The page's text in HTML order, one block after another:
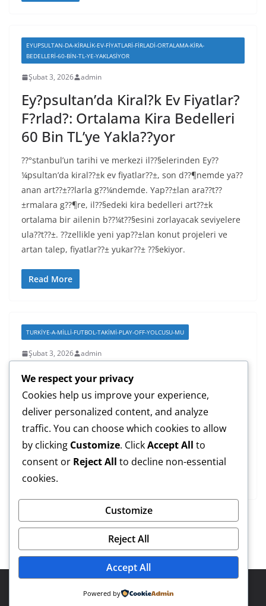
EYUPSULTAN-DA-KIRALIK-EV-FIYATLARI-FIRLADI-ORTALAMA-KIRA-
BEDELLERI-60-BIN-TL-YE-YAKLASIYOR
Şubat 3, 2026 admin
Ey?psultan’da Kiral?k Ev Fiyatlar?
F?rlad?: Ortalama Kira Bedelleri
60 Bin TL’ye Yakla??yor
??°stanbul’un tarihi ve merkezi il??§elerinden Ey??
¼psultan’da kiral??±k ev fiyatlar??±, son d??¶nemde ya??
anan art??±??larla g??¼ndemde. Yap??±lan ara??t??
±rmalara g??¶re, il??§edeki kira bedelleri art??±k
ortalama bir ailenin b??¼t??§esini zorlayacak seviyelere
ula??t??±. ??zellikle yeni yap??±lan konut projeleri ve
artan talep, fiyatlar??± yukar??± ??§ekiyor.
Read More
TURKIYE-A-MILLI-FUTBOL-TAKIMI-PLAY-OFF-YOLCUSU-MU
Şubat 3, 2026 admin
T?rkiye A Milli Futbol Tak?m?
Play-Off Yolcusu mu?
Milli tak??±m neredeyse her turnuvada oldu??u gibi
2026 D??¼nya Kupas??± elemelerinde de play-off
oynama ihtimali en y??¼ksek ekiplerden biri.
Read More
← Önceki
Copyright © 2026Eyüp Güncel. Powered byColorMagand
We respect your privacy
Cookies help us improve your experience,
deliver personalized content, and analyze
traffic. You can choose which cookies to allow
by clicking Customize. ClickAccept All to
consent or Reject All to decline non-essential
cookies.
Customize
Reject All
Accept All
Powered by